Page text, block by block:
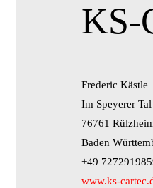
KS-
Frederic Kästle
Im Speyerer Tal
76761
Baden
+49
www.ks-